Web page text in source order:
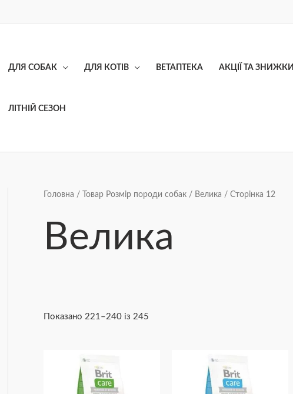
ДЛЯ СОБАК ДЛЯ КОТІВ ВЕТАПТЕКА АКЦІЇ ТА ЗНИЖКИ
ЛІТНІЙ СЕЗОН
Головна / Товар Розмір породи собак / Велика / Сторінка 12
Велика
Показано 221–240 із 245
Сортування
за
до
найвищої